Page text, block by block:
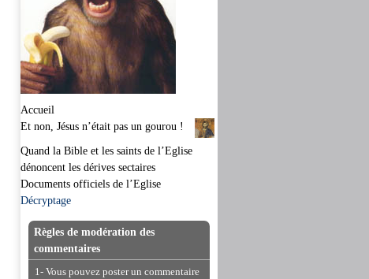
Accueil
Et non, Jésus n’était pas un gourou !
Quand la Bible et les saints de l’Eglise
dénoncent les dérives sectaires
Documents officiels de l’Eglise
Décryptage
Règles de modération des
commentaires
1- Vous pouvez poster un commentaire